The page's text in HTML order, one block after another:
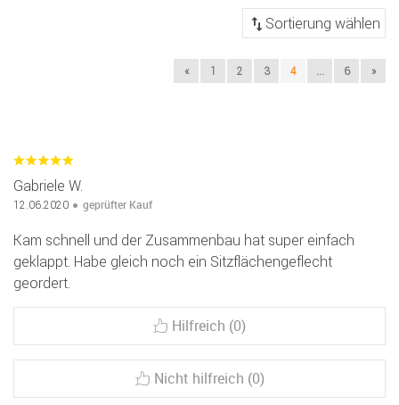
« 1 2 3 4 ... 6 »
Gabriele W.
12.06.2020 geprüfter Kauf
Kam schnell und der Zusammenbau hat super einfach
geklappt. Habe gleich noch ein Sitzflächengeflecht
geordert.
Hilfreich (0)
Nicht hilfreich (0)